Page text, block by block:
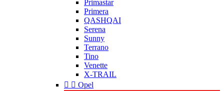
Primastar
Primera
QASHQAI
Serena
Sunny
Terrano
Tino
Venette
X-TRAIL
  Opel